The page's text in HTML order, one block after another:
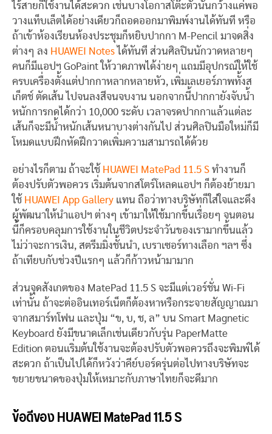
ไร้สายก็ใช้งานได้สะดวก เช่นบางโอกาสโต๊ะตัวนั้นกว้างแค่พอ
วางแท็บเล็ตได้อย่างเดียวก็ถอดออกมาพิมพ์งานได้ทันที หรือ
ถ้าเข้าห้องเรียนห้องประชุมก็หยิบปากกา M-Pencil มาจดสิ่ง
ต่างๆ ลง HUAWEI Notes ได้ทันที ส่วนศิลปินนักวาดหลายๆ
คนก็มีแอปฯ GoPaint ให้วาดภาพได้ง่ายๆ แถมมีอุปกรณ์ให้ใช้
ครบเครื่องตั้งแต่ปากกาหลากหลายหัว, เพิ่มเลเยอร์ภาพทั้งส
เก็ตช์ ตัดเส้น ไปจนลงสีจนจบงาน นอกจากนี้ปากกายังจับน้ำ
หนักการกดได้กว่า 10,000 ระดับ เวลาจรดปากกาแล้วแต่ละ
เส้นก็จะมีน้ำหนักเส้นหนาบางต่างกันไป ส่วนศิลปินมือใหม่ก็มี
โหมดแบบฝึกหัดฝึกวาดเพิ่มความสามารถได้ด้วย
อย่างไรก็ตาม ถ้าจะใช้ HUAWEI MatePad 11.5 S ทำงานก็
ต้องปรับตัวพอควร เริ่มต้นจากสโตร์โหลดแอปฯ ก็ต้องย้ายมา
ใช้ HUAWEI App Gallery แทน ถือว่าทางบริษัทก็ใส่ใจและดึง
ผู้พัฒนาให้นำแอปฯ ต่างๆ เข้ามาให้ใช้มากขึ้นเรื่อยๆ จนตอน
นี้ก็ครอบคลุมการใช้งานในชีวิตประจำวันของเรามากขึ้นแล้ว
ไม่ว่าจะการเงิน, สตรีมมิ่งชั้นนำ, เบราเซอร์ทางเลือก ฯลฯ ซึ่ง
ถ้าเทียบกับช่วงปีแรกๆ แล้วก็ก้าวหน้ามามาก
ส่วนจุดสังเกตของ MatePad 11.5 S จะมีแต่เวอร์ชั่น Wi-Fi
เท่านั้น ถ้าจะต่ออินเทอร์เน็ตก็ต้องหาหรือกระจายสัญญาณมา
จากสมาร์ทโฟน และปุ่ม “ข, บ, ช, ล” บน Smart Magnetic
Keyboard ยังมีขนาดเล็กเช่นเดียวกับรุ่น PaperMatte
Edition ตอนเเริ่มต้นใช้งานจะต้องปรับตัวพอควรถึงจะพิมพ์ได้
สะดวก ถ้าเป็นไปได้ก็หวังว่าคีย์บอร์ดรุ่นต่อไปทางบริษัทจะ
ขยายขนาดของปุ่มให้เหมาะกับภาษาไทยก็จะดีมาก
ข้อดีของ HUAWEI MatePad 11.5 S